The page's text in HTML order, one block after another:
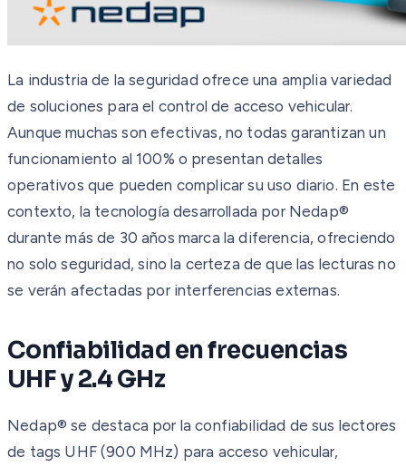
La industria de la seguridad ofrece una amplia variedad
de soluciones para el control de acceso vehicular.
Aunque muchas son efectivas, no todas garantizan un
funcionamiento al 100% o presentan detalles
operativos que pueden complicar su uso diario. En este
contexto, la tecnología desarrollada por Nedap®
durante más de 30 años marca la diferencia, ofreciendo
no solo seguridad, sino la certeza de que las lecturas no
se verán afectadas por interferencias externas.
Confiabilidad en frecuencias
UHF y 2.4 GHz
Nedap® se destaca por la confiabilidad de sus lectores
de tags UHF (900 MHz) para acceso vehicular,